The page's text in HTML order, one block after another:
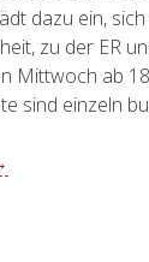
dazu ein,
zu der ER
Mittwoch ab
sind einzeln